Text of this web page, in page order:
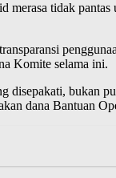
tidak
Komite selama ini.
disepakati, bukan
dana Bantuan